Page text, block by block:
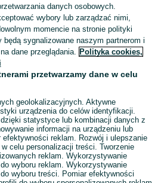
danych osobowych.
wybory lub zarządzać nimi,
momencie na stronie polityki
będą sygnalizowane naszym partnerom i
dane przeglądania. Polityka cookies,
przetwarzamy dane w celu
geolokalizacyjnych. Aktywne
urządzenia do celów identyfikacji.
statystyce lub kombinacji danych z
informacji na urządzeniu lub
reklam. Rozwój i ulepszanie
w celu personalizacji treści. Tworzenie
reklam. Wykorzystywanie
wyboru reklam. Wykorzystywanie
wyboru treści. Pomiar efektywności